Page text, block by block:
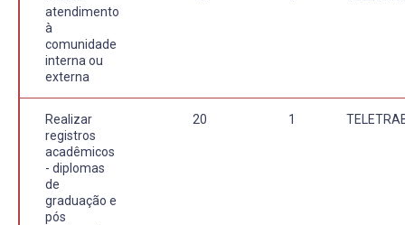
atendimento
à
comunidade
interna ou
externa
Realizar
registros
acadêmicos
- diplomas
de
graduação e
pós
20 1